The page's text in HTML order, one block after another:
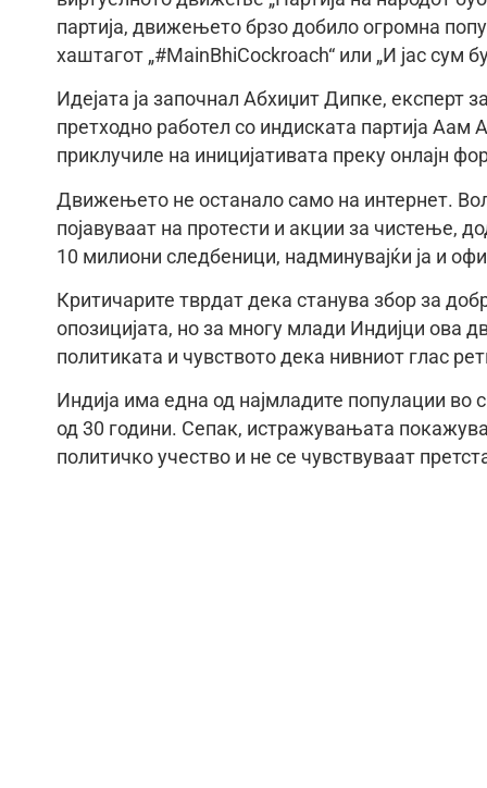
партија, движењето брзо добило огромна
хаштагот „#MainBhiCockroach“ или „И јас сум
Идејата ја започнал Абхиџит Дипке, експерт
претходно работел со индиската партија
приклучиле на иницијативата преку онлајн
Движењето не останало само на интернет.
појавуваат на протести и акции за чистење,
10 милиони следбеници, надминувајќи ја и
Критичарите тврдат дека станува збор за
опозицијата, но за многу млади Индијци ова
политиката и чувството дека нивниот глас
Индија има една од најмладите популации во
од 30 години. Сепак, истражувањата
политичко учество и не се чувствуваат